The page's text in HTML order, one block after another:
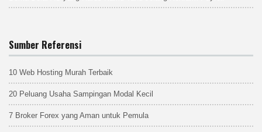
Sumber Referensi
10 Web Hosting Murah Terbaik
20 Peluang Usaha Sampingan Modal Kecil
7 Broker Forex yang Aman untuk Pemula